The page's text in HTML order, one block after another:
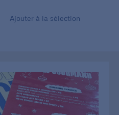
Ajouter à la sélection